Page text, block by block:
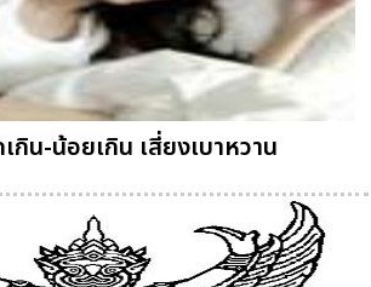
กิน-น้อยเกิน เสี่ยงเบาหวาน